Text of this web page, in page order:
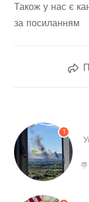
Також у нас є
за посиланням
1